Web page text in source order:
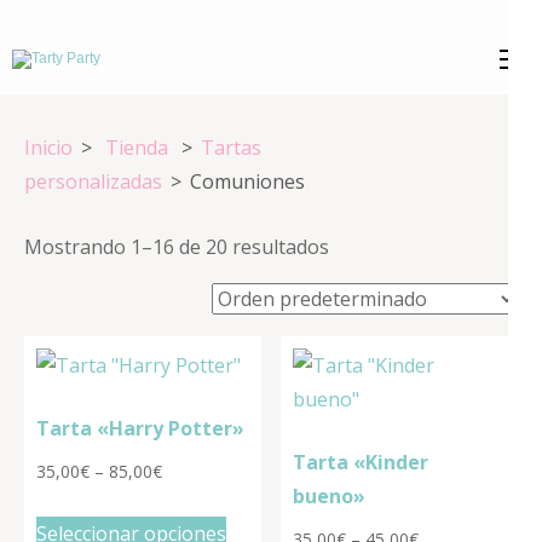
al
tecla
Inicio > Tienda > Tartas
personalizadas > Comuniones
Mostrando 1–16 de 20 resultados
Tarta «Harry Potter»
35,00€ – 85,00€
Seleccionar opciones
Este
Tarta «Kinder
bueno»